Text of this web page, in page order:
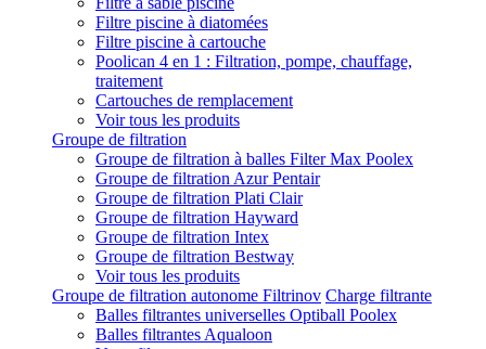
Filtre piscine à diatomées
Filtre piscine à cartouche
Poolican 4 en 1 : Filtration, pompe, chauffage,
traitement
Cartouches de remplacement
Voir tous les produits
Groupe de filtration
Groupe de filtration à balles Filter Max Poolex
Groupe de filtration Azur Pentair
Groupe de filtration Plati Clair
Groupe de filtration Hayward
Groupe de filtration Intex
Groupe de filtration Bestway
Voir tous les produits
Groupe de filtration autonome Filtrinov Charge filtrante
Balles filtrantes universelles Optiball Poolex
Balles filtrantes Aqualoon